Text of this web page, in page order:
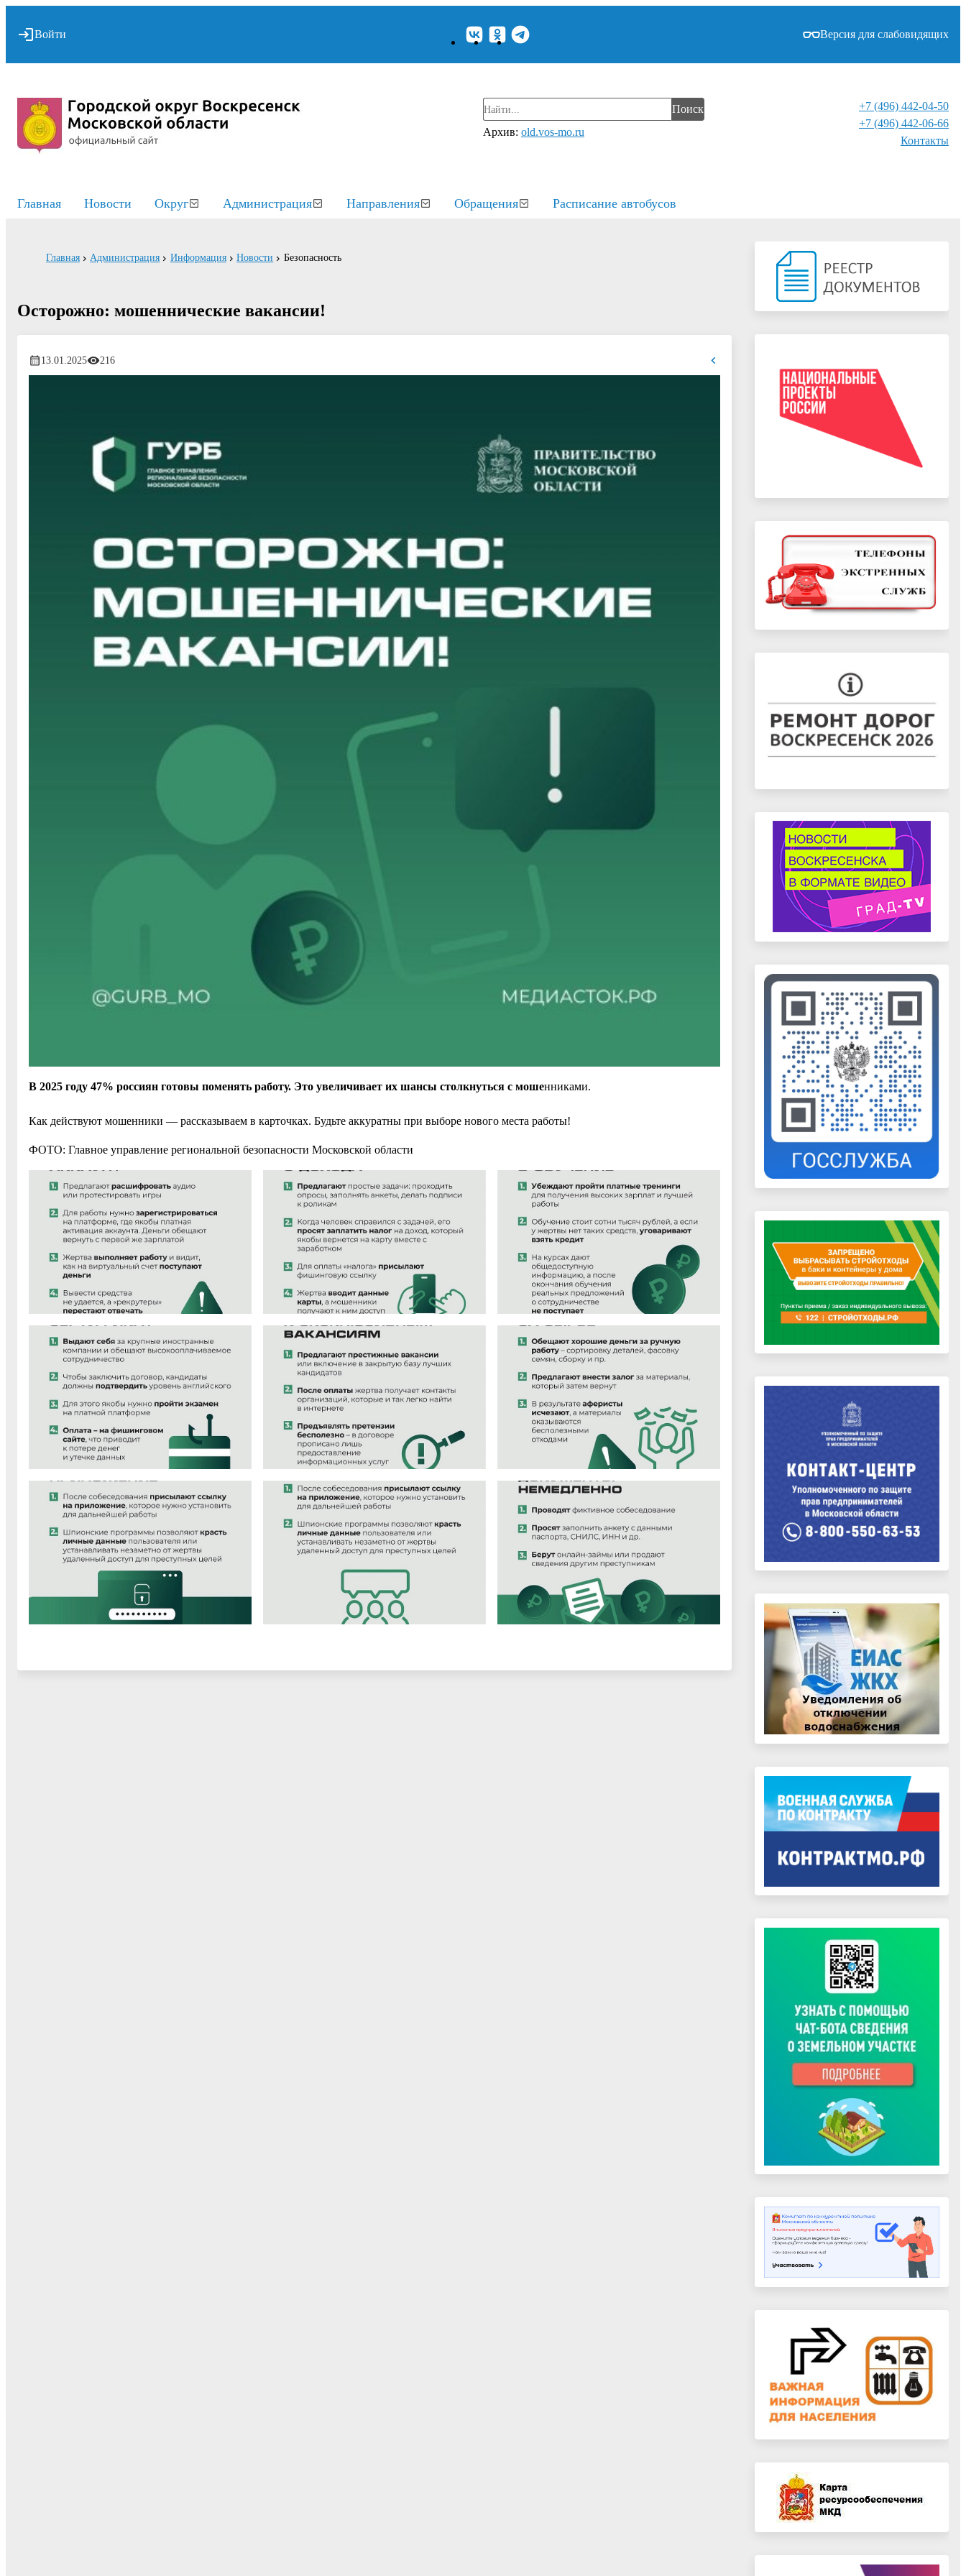
Войти Версия для слабовидящих
Поиск
Архив: old.vos-mo.ru
+7 (496) 442-04-50
+7 (496) 442-06-66
Контакты⁠
Главная Новости Округ Администрация Направления Обращения Расписание автобусов
Главная Администрация Информация Новости Безопасность
Осторожно: мошеннические вакансии!
13.01.2025 216
В 2025 году 47% россиян готовы поменять работу. Это увеличивает их шансы столкнуться с мошенниками.
Как действуют мошенники — рассказываем в карточках. Будьте аккуратны при выборе нового места работы!
ФОТО: Главное управление региональной безопасности Московской области